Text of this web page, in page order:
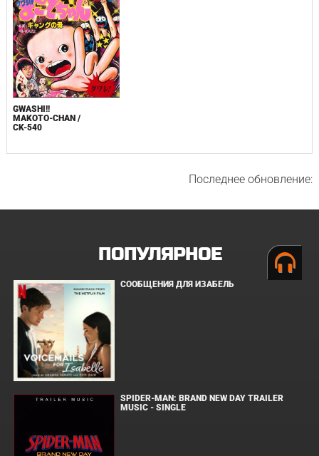
GWASHI!!
MAKOTO-CHAN /
CK-540
Последнее обновление:
ПОПУЛЯРНОЕ
СООБЩЕНИЯ ДЛЯ ИЗАБЕЛЬ
SPIDER-MAN: BRAND NEW DAY TRAILER
MUSIC - SINGLE